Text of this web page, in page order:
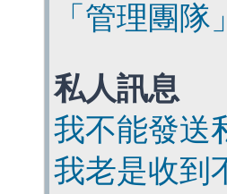
「管理團
私人訊息
我不能發送
我老是收到